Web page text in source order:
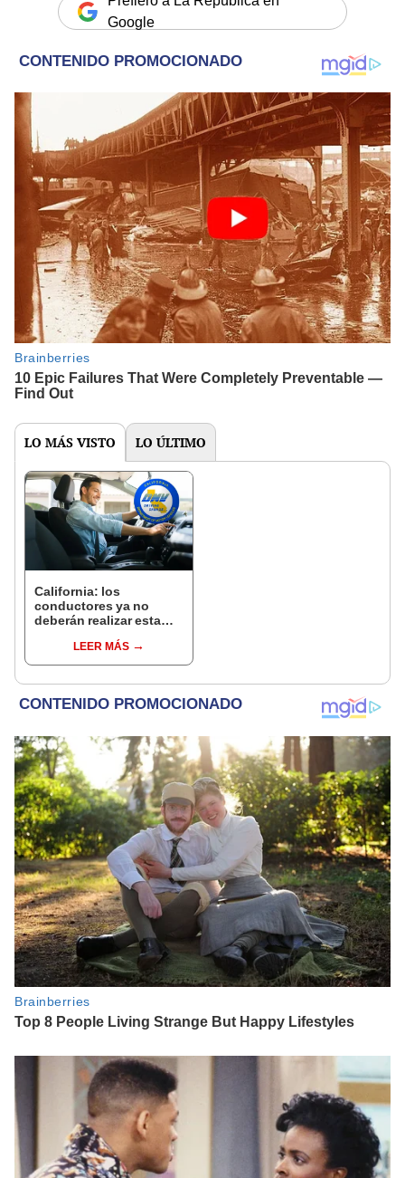
Google
LO MÁS VISTO LO ÚLTIMO
California: los
conductores ya no
deberán realizar esta
renovar la licencia en
2025
LEER MÁS